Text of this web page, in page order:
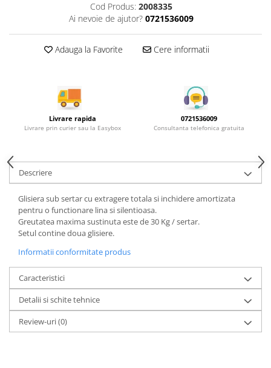
Scurgatoare pentru vase
Scule si unelte
Cod Produs: 2008335
Ai nevoie de ajutor? 0721536009
Adauga la Favorite Cere informatii
Livrare rapida
Livrare prin curier sau la Easybox
0721536009
Consultanta telefonica gratuita
Descriere
Glisiera sub sertar cu extragere totala si inchidere amortizata
pentru o functionare lina si silentioasa.
Greutatea maxima sustinuta este de 30 Kg / sertar.
Setul contine doua glisiere.
Informatii conformitate produs
Caracteristici
Detalii si schite tehnice
Review-uri(0)